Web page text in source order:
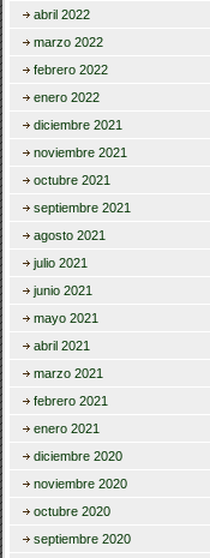
abril 2022
marzo 2022
febrero 2022
enero 2022
diciembre 2021
noviembre 2021
octubre 2021
septiembre 2021
agosto 2021
julio 2021
junio 2021
mayo 2021
abril 2021
marzo 2021
febrero 2021
enero 2021
diciembre 2020
noviembre 2020
octubre 2020
septiembre 2020